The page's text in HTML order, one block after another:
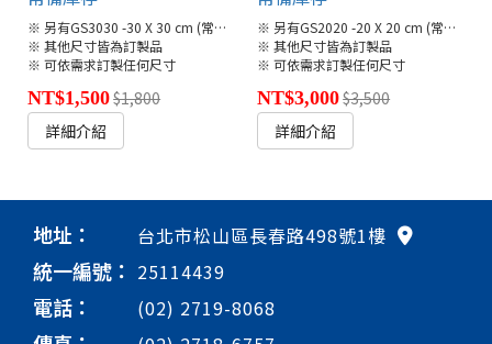
※ 另有GS3030 -30 X 30 cm (常備庫存)
※ 其他尺寸皆為訂製品
※ 可依需求訂製任何尺寸
NT$1,500$1,800
詳細介紹
※ 另有GS2020 -20 X 20 cm (常備庫存)
※ 其他尺寸皆為訂製品
※ 可依需求訂製任何尺寸
NT$3,000$3,500
詳細介紹
地址： 台北市松山區長春路498號1樓
統一編號： 25114439
電話： (02) 2719-8068